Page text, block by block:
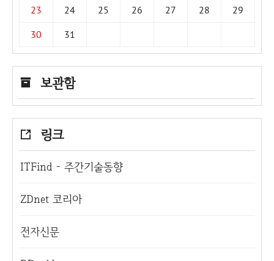
23
24 25 26 27 28
29
30
31
보관함
링크
ITFind - 주간기술동향
ZDnet 코리아
전자신문